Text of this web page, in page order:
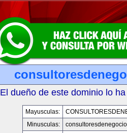
El dueño de este dominio lo
Mayusculas:
Minusculas: